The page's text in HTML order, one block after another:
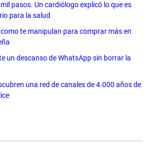
pasos. Un cardiólogo explicó lo que es
para la salud
como te manipulan para comprar más en
un descanso de WhatsApp sin borrar la
una red de canales de 4.000 años de